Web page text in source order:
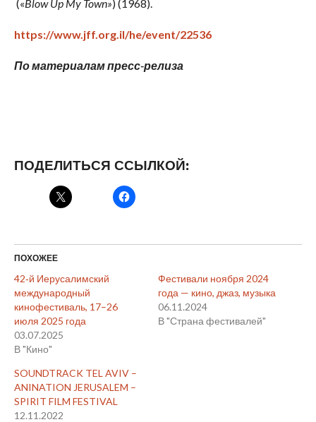
(«Blow Up My Town») (1968).
https://www.jff.org.il/he/event/22536
По материалам пресс-релиза
ПОДЕЛИТЬСЯ ССЫЛКОЙ:
ПОХОЖЕЕ
42‑й Иерусалимский
международный
кинофестиваль, 17–26
июля 2025 года
03.07.2025
В "Кино"
Фестивали ноября 2024
года — кино, джаз, музыка
06.11.2024
В "Страна фестивалей"
SOUNDTRACK TEL AVIV –
ANINATION JERUSALEM –
SPIRIT FILM FESTIVAL
12.11.2022